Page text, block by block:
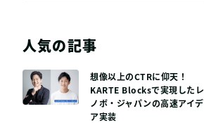
人気の記事
想像以上のCTRに仰天！
KARTE Blocksで実現したレ
ノボ・ジャパンの高速アイデ
ア実装